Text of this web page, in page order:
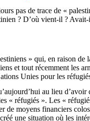
pas de trace de «
? D’où vient-il ?
» qui, en raison
et tout récemment les
Unies pour les
au lieu
« réfugiés ». Les «
de moyens financiers
une situation où les